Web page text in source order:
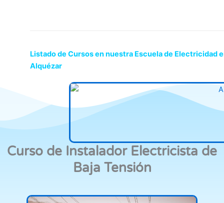
Listado de Cursos en nuestra Escuela de Electricidad
Alquézar
Curso de Instalador Electricista de
Baja Tensión